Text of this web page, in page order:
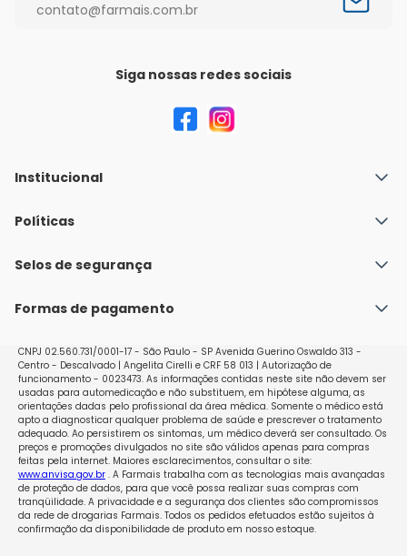
contato@farmais.com.br
Siga nossas redes sociais
Institucional
Quem Somos
Nossas lojas
Políticas
Política de Envio
Políticas de Trocas e Devoluções
Selos de segurança
Formas de pagamento
CNPJ 02.560.731/0001-17 - São Paulo - SP Avenida Guerino Oswaldo 313 -
Centro - Descalvado | Angelita Cirelli e CRF 58 013 | Autorização de
funcionamento - 0023473. As informações contidas neste site não devem ser
usadas para automedicação e não substituem, em hipótese alguma, as
orientações dadas pelo profissional da área médica. Somente o médico está
apto a diagnosticar qualquer problema de saúde e prescrever o tratamento
adequado. Ao persistirem os sintomas, um médico deverá ser consultado. Os
preços e promoções divulgados no site são válidos apenas para compras
feitas pela internet. Maiores esclarecimentos, consultar o site:
www.anvisa.gov.br. A Farmais trabalha com as tecnologias mais avançadas
de proteção de dados, para que você possa realizar suas compras com
tranqüilidade. A privacidade e a segurança dos clientes são compromissos
da rede de drogarias Farmais. Todos os pedidos efetuados estão sujeitos à
confirmação da disponibilidade de produto em nosso estoque.